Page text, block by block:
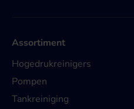
Assortiment
Hogedrukreinigers
Pompen
Tankreiniging